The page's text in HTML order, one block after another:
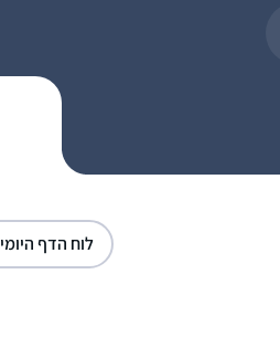
לוח הדף היומי